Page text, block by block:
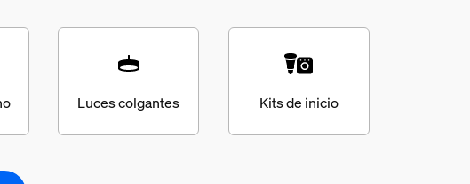
Luces colgantes Kits de inicio